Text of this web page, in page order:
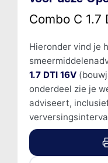
Combo C 1.7
Hieronder vind je
1.7 DTI 16V
onderdeel zie je
adviseert,